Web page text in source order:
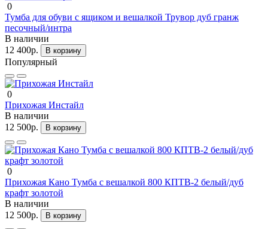
0
Тумба для обуви с ящиком и вешалкой Трувор дуб гранж
песочный/интра
В наличии
12 400р.
В корзину
Популярный
0
Прихожая Инстайл
В наличии
12 500р.
В корзину
0
Прихожая Кано Тумба с вешалкой 800 КПТВ-2 белый/дуб
крафт золотой
В наличии
12 500р.
В корзину